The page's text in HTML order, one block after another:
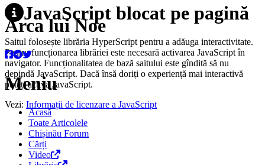
JavaScript blocat pe pagină
Saitul folosește librăria HyperScript pentru a adăuga interactivitate.
Pentru funcționarea librăriei este necesară activarea JavaScript în
navigator. Funcționalitatea de bază saitului este gîndită să nu
depindă JavaScript. Dacă însă doriți o experiență mai interactivă
puteți activa JavaScript.
Vezi: Informații de licenzare a JavaScript
Arca lui Noe
Meniu
Acasă
Toate Articolele
Chișinău Forum
Cărți
Video